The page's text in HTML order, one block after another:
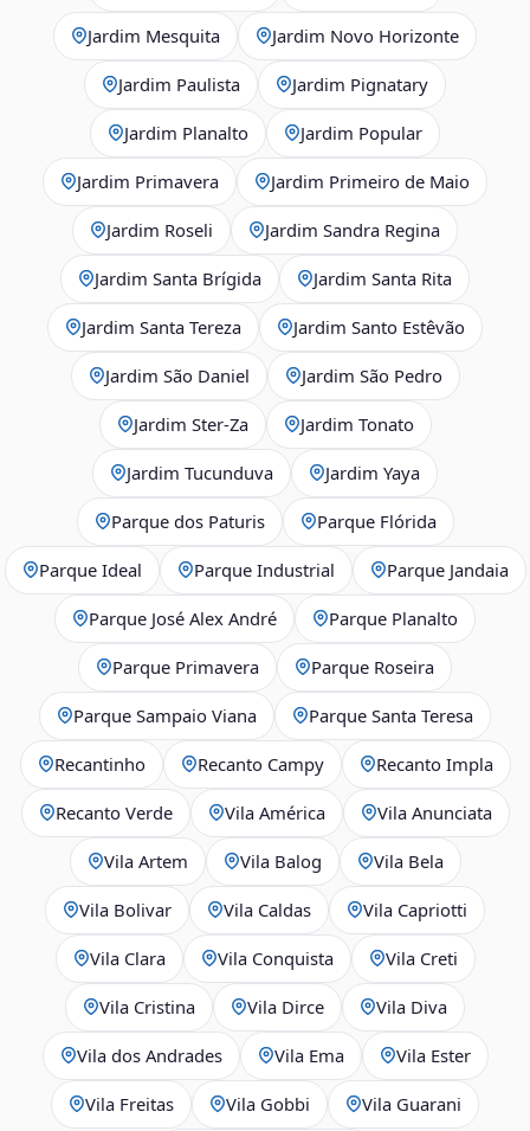
Jardim Mesquita Jardim Novo Horizonte
Jardim Paulista Jardim Pignatary
Jardim Planalto Jardim Popular
Jardim Primavera Jardim Primeiro de Maio
Jardim Roseli Jardim Sandra Regina
Jardim Santa Brígida Jardim Santa Rita
Jardim Santa Tereza Jardim Santo Estêvão
Jardim São Daniel Jardim São Pedro
Jardim Ster‑Za Jardim Tonato
Jardim Tucunduva Jardim Yaya
Parque dos Paturis Parque Flórida
Parque Ideal Parque Industrial Parque Jandaia
Parque José Alex André Parque Planalto
Parque Primavera Parque Roseira
Parque Sampaio Viana Parque Santa Teresa
Recantinho Recanto Campy Recanto Impla
Recanto Verde Vila América Vila Anunciata
Vila Artem Vila Balog Vila Bela
Vila Bolivar Vila Caldas Vila Capriotti
Vila Clara Vila Conquista Vila Creti
Vila Cristina Vila Dirce Vila Diva
Vila dos Andrades Vila Ema Vila Ester
Vila Freitas Vila Gobbi Vila Guarani